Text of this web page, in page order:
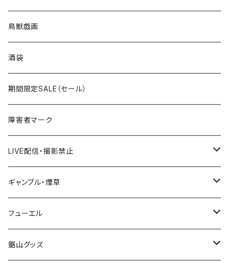
国道600～699号線
国道700～799号線
ROUTE100～199号線
ROUTE600～699号線
ROUTE700～799号線
ROUTE 0～99号線
ROUTE 100～199号線
ROUTE 600～699号線
ROUTE 700～799号線
キャップ
ROUTE 0～99号線
ROUTE 100～199号線
ROUTE 600～699号線
ROUTE 700～799号線
青森県
岩手県
宮城県
秋田県
Tシャツ
ステッカー
山形県
福島県
茨城県
栃木県
ステッカー
鳥獣戯画
酒袋
期間限定SALE（セール）
障害者マーク
LIVE配信・撮影禁止
LIVE配信禁止
撮影禁止
ギャンブル・煙草
ホテルキーホルダー
たばこ・禁煙ステッカー
フューエル
ステッカー
鋸山グッズ